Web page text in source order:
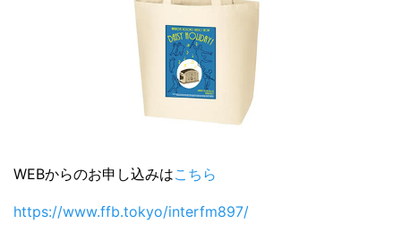
WEBからのお申し込みはこちら
https://www.ffb.tokyo/interfm897/